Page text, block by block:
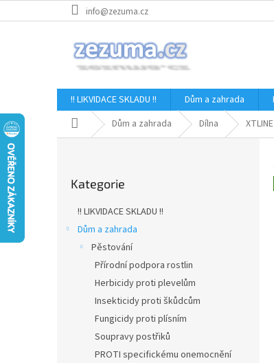
na
info@zezuma.cz
!! LIKVIDACE SKLADU !! Dům a zahrada
Domů Dům a zahrada Dílna
kategorie
Kategorie
!! LIKVIDACE SKLADU !!
Dům a zahrada
Pěstování
Přírodní podpora rostlin
Herbicidy proti plevelům
Insekticidy proti škůdcům
Fungicidy proti plísním
Soupravy postřiků
PROTI specifickému onemocnění